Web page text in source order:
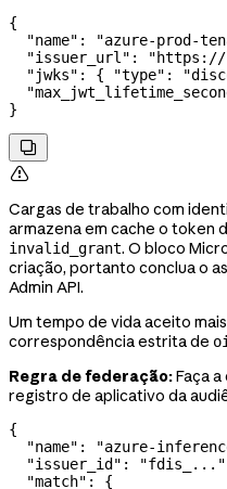
{
  "name"
: "azure-prod-
  "issuer_url"
: "https://
  "jwks"
: { "type" :
}


Cargas de trabalho com
armazena em cache o token
invalid_grant. O bloco
criação, portanto conclua o
Admin API.
Um tempo de vida aceito
correspondência estrita de
Regra de federação:Faça
registro de aplicativo da
{
  "name"
: "azure-
  "issuer_id"
: "fdis_..."
  "match"
: {